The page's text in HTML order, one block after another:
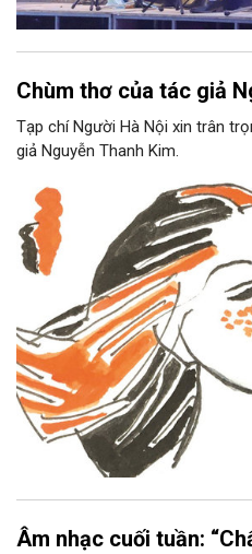
Chùm thơ của tác giả
Tạp chí Người Hà Nội xin trân
giả Nguyễn Thanh Kim.
Âm nhạc cuối tuần: